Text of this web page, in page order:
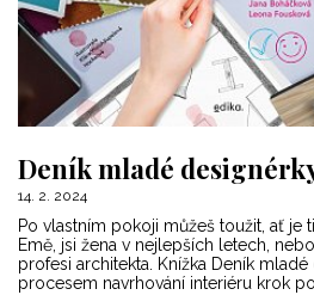
Deník mladé
14. 2. 2024
Po vlastním pokoji můžeš toužit, ať je
Emě, jsi žena v nejlepších letech,
profesi architekta. Knížka Deník
procesem navrhování interiéru krok